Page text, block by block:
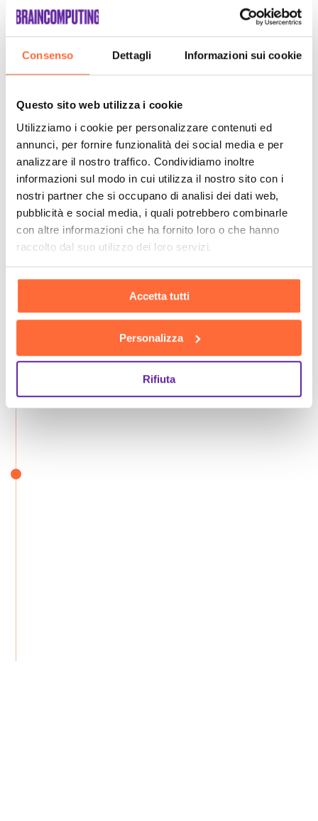
Consenso Dettagli Informazioni sui cookie
Questo sito web utilizza i cookie
Utilizziamo i cookie per personalizzare contenuti ed
annunci, per fornire funzionalità dei social media e per
analizzare il nostro traffico. Condividiamo inoltre
informazioni sul modo in cui utilizza il nostro sito con i
nostri partner che si occupano di analisi dei dati web,
pubblicità e social media, i quali potrebbero combinarle
con altre informazioni che ha fornito loro o che hanno
raccolto dal suo utilizzo dei loro servizi.
Accetta tutti
Personalizza
Rifiuta